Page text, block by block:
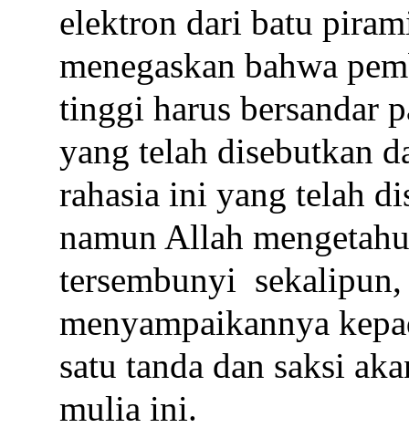
elektron dari batu
menegaskan bahwa
tinggi harus bersandar
yang telah disebutkan
rahasia ini yang telah
namun Allah
tersembunyi
menyampaikannya
satu tanda dan saksi
mulia ini.